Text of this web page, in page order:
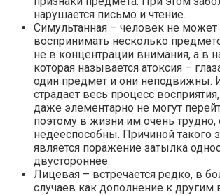
нарушается письмо и чтение.
Симультанная – человек не
воспринимать несколько
не в концентрации внимания, а в
которая называется атоксия –
один предмет и они неподвижны.
страдает весь процесс
даже элементарно не могут
поэтому в жизни им очень трудно,
недееспособны. Причиной такого
является поражение затылка
двустороннее.
Лицевая – встречается редко, в
случаев как дополнение к другим